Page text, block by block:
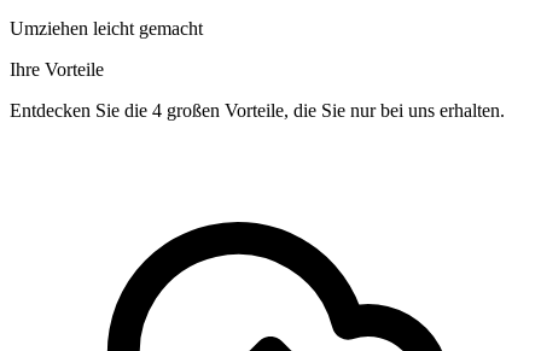
Umziehen leicht gemacht
Ihre Vorteile
Entdecken Sie die 4 großen Vorteile, die Sie nur bei uns erhalten.